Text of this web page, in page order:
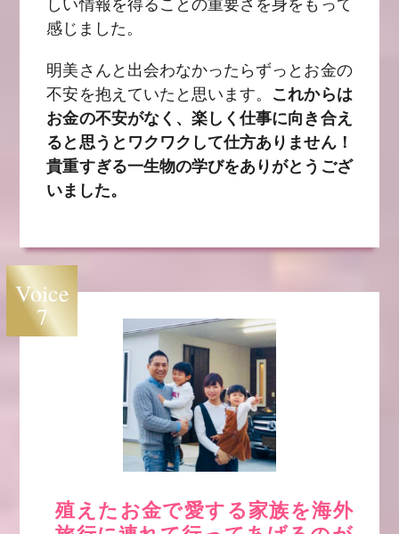
しい情報を得ることの重要さを身をもって
感じました。
明美さんと出会わなかったらずっとお金の
不安を抱えていたと思います。 これからは
お金の不安がなく、楽しく仕事に向き合え
ると思うとワクワクして仕方ありません！
貴重すぎる一生物の学びをありがとうござ
いました。
Voice
7
殖えたお金で愛する家族を海外